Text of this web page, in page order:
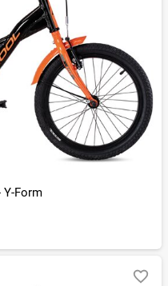
Y-Form